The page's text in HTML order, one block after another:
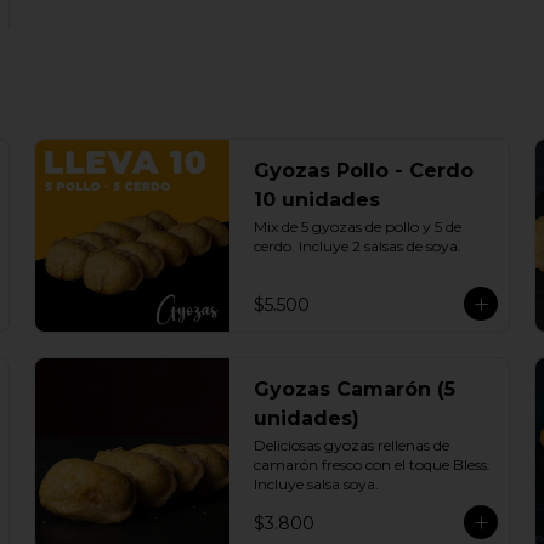
Gyozas Pollo - Cerdo
10 unidades
Mix de 5 gyozas de pollo y 5 de
cerdo. Incluye 2 salsas de soya.
$5.500
Gyozas Camarón (5
unidades)
Deliciosas gyozas rellenas de
camarón fresco con el toque Bless.
Incluye salsa soya.
$3.800